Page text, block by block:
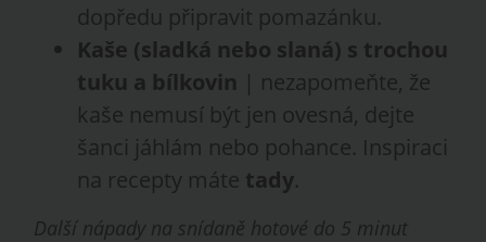
dopředu připravit pomazánku.
Kaše (sladká nebo slaná) s trochou
tuku a bílkovin | nezapomeňte, že
kaše nemusí být jen ovesná, dejte
šanci jáhlám nebo pohance. Inspiraci
na recepty máte tady.
Další nápady na snídaně hotové do 5 minut